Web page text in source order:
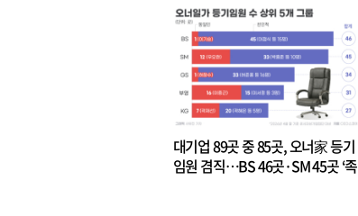
대기업 89곳 중 85곳, 오너家 등기
임원 겸직…BS 46곳·SM 45곳 ‘족